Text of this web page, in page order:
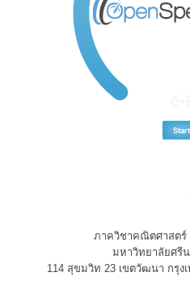
ภาควิชาคณิตศาสตร์
มหาวิทยาลัยศรี
114 สุขมวิท 23 เขตวัฒนา กรุง